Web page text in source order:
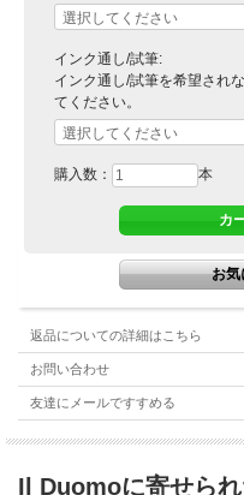
インク通し/試筆:
インク通し/試筆を希望され
てください。
購入数： 本
返品についての詳細はこちら
お問い合わせ
友達にメールですすめる
Il Duomoに寄せら